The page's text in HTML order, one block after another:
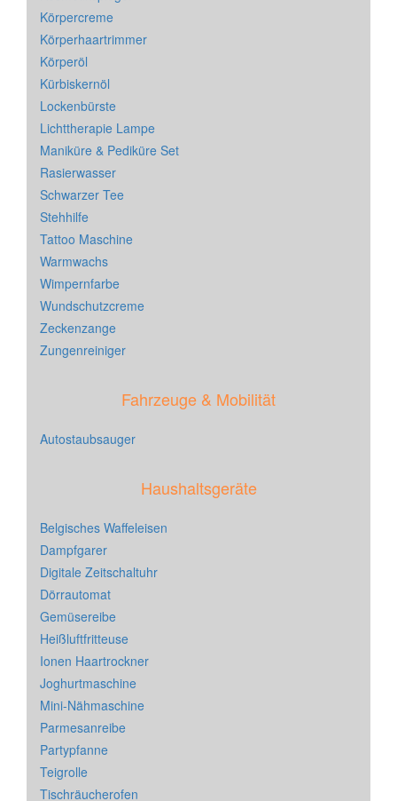
Körpercreme
Körperhaartrimmer
Körperöl
Kürbiskernöl
Lockenbürste
Lichttherapie Lampe
Maniküre & Pediküre Set
Rasierwasser
Schwarzer Tee
Stehhilfe
Tattoo Maschine
Warmwachs
Wimpernfarbe
Wundschutzcreme
Zeckenzange
Zungenreiniger
Fahrzeuge & Mobilität
Autostaubsauger
Haushaltsgeräte
Belgisches Waffeleisen
Dampfgarer
Digitale Zeitschaltuhr
Dörrautomat
Gemüsereibe
Heißluftfritteuse
Ionen Haartrockner
Joghurtmaschine
Mini-Nähmaschine
Parmesanreibe
Partypfanne
Teigrolle
Tischräucherofen